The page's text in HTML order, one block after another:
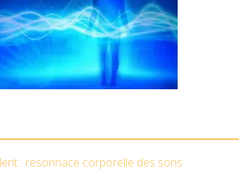
: Article
resonnace corporelle des sons